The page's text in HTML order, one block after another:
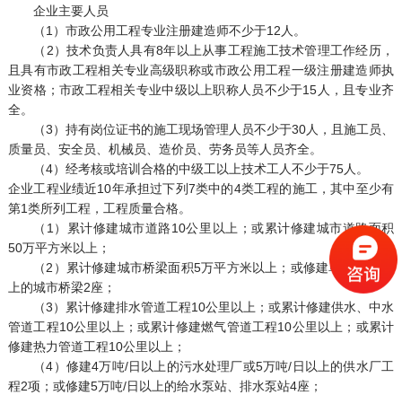
企业主要人员
（1）市政公用工程专业注册建造师不少于12人。
（2）技术负责人具有8年以上从事工程施工技术管理工作经历，
且具有市政工程相关专业高级职称或市政公用工程一级注册建造师执
业资格；市政工程相关专业中级以上职称人员不少于15人，且专业齐
全。
（3）持有岗位证书的施工现场管理人员不少于30人，且施工员、
质量员、安全员、机械员、造价员、劳务员等人员齐全。
（4）经考核或培训合格的中级工以上技术工人不少于75人。
企业工程业绩近10年承担过下列7类中的4类工程的施工，其中至少有
第1类所列工程，工程质量合格。
（1）累计修建城市道路10公里以上；或累计修建城市道路面积
50万平方米以上；
（2）累计修建城市桥梁面积5万平方米以上；或修建单跨20米以
上的城市桥梁2座；
（3）累计修建排水管道工程10公里以上；或累计修建供水、中水
管道工程10公里以上；或累计修建燃气管道工程10公里以上；或累计
修建热力管道工程10公里以上；
（4）修建4万吨/日以上的污水处理厂或5万吨/日以上的供水厂工
程2项；或修建5万吨/日以上的给水泵站、排水泵站4座；